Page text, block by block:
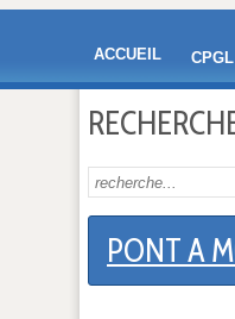
ACCUEIL CPGL
PONT A